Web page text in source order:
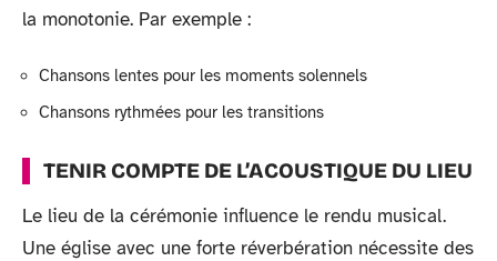
la monotonie. Par exemple :
Chansons lentes pour les moments solennels
Chansons rythmées pour les transitions
TENIR COMPTE DE L’ACOUSTIQUE DU LIEU
Le lieu de la cérémonie influence le rendu musical.
Une église avec une forte réverbération nécessite des